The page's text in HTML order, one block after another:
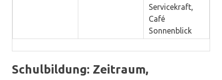
Servicekraft,
Café
Sonnenblick
Schulbildung: Zeitraum,